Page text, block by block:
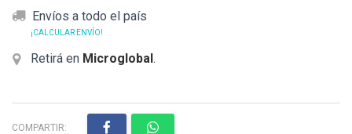
Envíos a todo el país
¡CALCULAR ENVÍO!
Retirá en Microglobal.
COMPARTIR: